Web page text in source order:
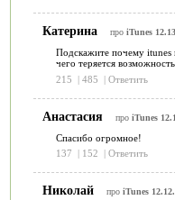
Катерина про iTunes
Подскажите почему itunes
чего теряется
215
| 485 | Ответить
Анастасия про iTunes
Спасибо огромное!
137
| 152 | Ответить
Николай про iTunes